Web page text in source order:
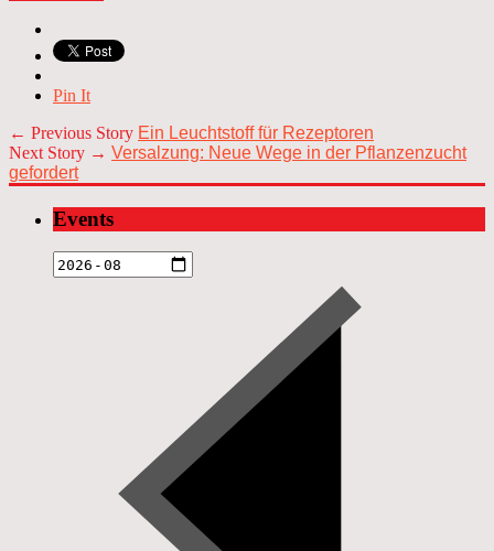
Pin It
← Previous Story Ein Leuchtstoff für Rezeptoren
Next Story → Versalzung: Neue Wege in der Pflanzenzucht
gefordert
Events